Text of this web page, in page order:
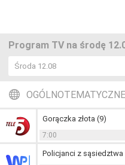
Program TV na środę
Środa 12.08
Gorączka złota (9)
7:00
Policjanci z sąsiedztwa